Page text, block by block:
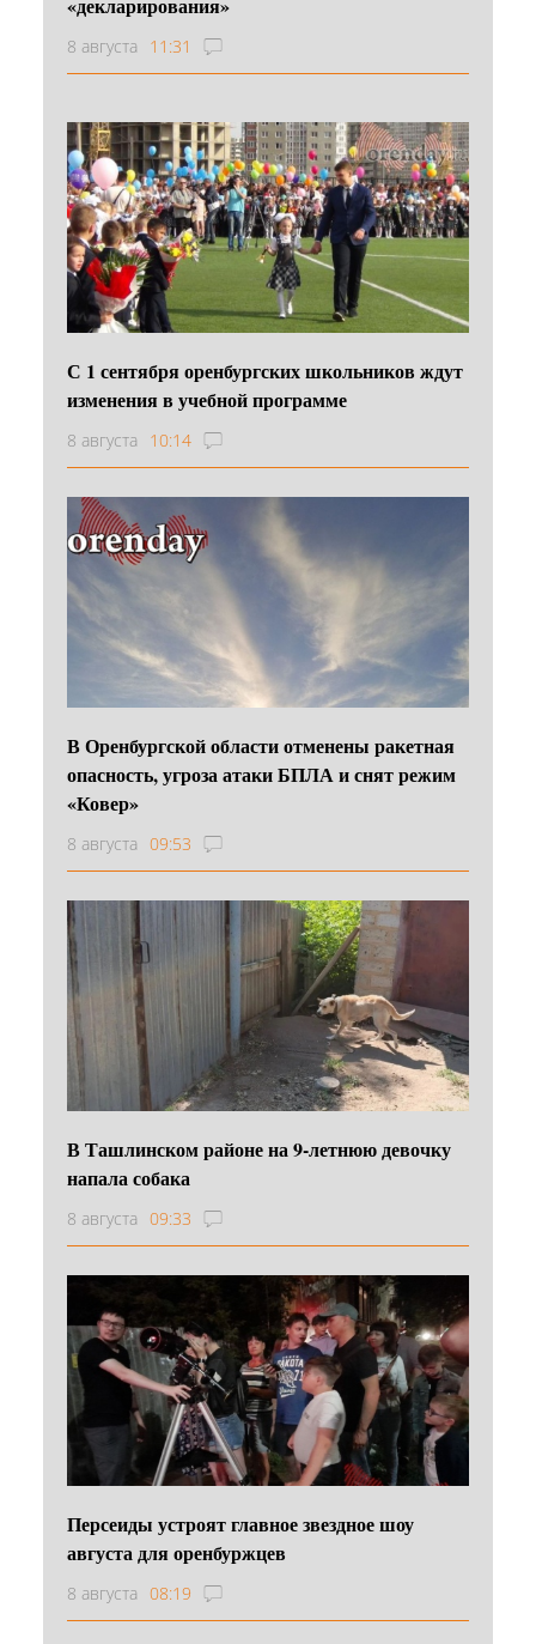
8 августа 11:31
С 1 сентября оренбургских школьников ждут
изменения в учебной программе
8 августа 10:14
В Оренбургской области отменены ракетная
опасность, угроза атаки БПЛА и снят режим
«Ковер»
8 августа 09:53
В Ташлинском районе на 9-летнюю девочку
напала собака
8 августа 09:33
Персеиды устроят главное звездное шоу
августа для оренбуржцев
8 августа 08:19